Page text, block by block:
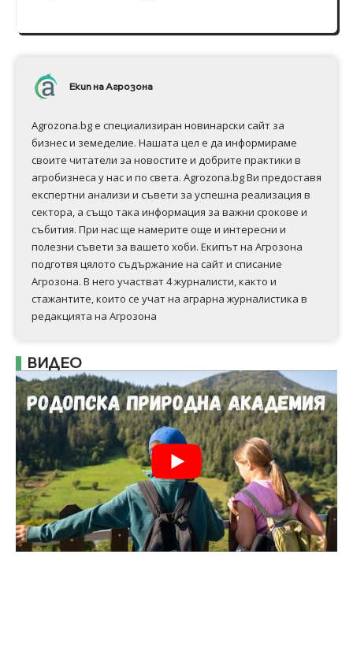
Екип на Агрозона
Agrozona.bg e специализиран новинарски сайт за
бизнес и земеделие. Нашата цел е да информираме
своите читатели за новостите и добрите практики в
агробизнеса у нас и по света. Agrozona.bg Ви предоставя
експертни анализи и съвети за успешна реализация в
сектора, а също така информация за важни срокове и
събития. При нас ще намерите още и интересни и
полезни съвети за вашето хоби. Екипът на Агрозона
подготвя цялото съдържание на сайт и списание
Агрозона. В него участват 4 журналисти, както и
стажантите, които се учат на аграрна журналистика в
редакцията на Агрозона
ВИДЕО